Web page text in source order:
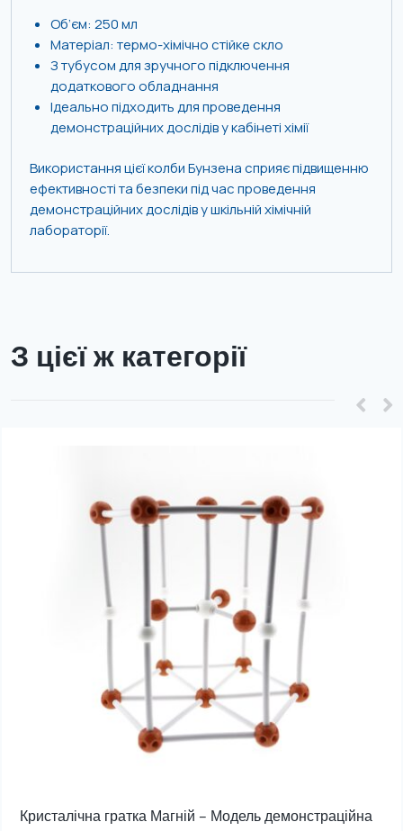
Об’єм: 250 мл
Матеріал: термо-хімічно стійке скло
З тубусом для зручного підключення
додаткового обладнання
Ідеально підходить для проведення
демонстраційних дослідів у кабінеті хімії
Використання цієї колби Бунзена сприяє підвищенню
ефективності та безпеки під час проведення
демонстраційних дослідів у шкільній хімічній
лабораторії.
З цієї ж категорії
Кристалічна гратка Магній – Модель демонстраційна